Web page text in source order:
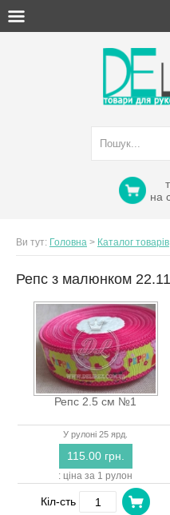
на
Ви тут: Головна > Каталог товарів
Репс з малюнком 22.11
Репс 2.5 см №1
У рулоні 25 ярд.
115.00 грн.
: ціна за 1 рулон
Кіл-сть